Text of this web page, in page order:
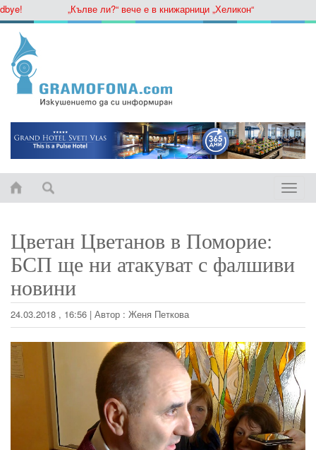
„Кълве ли?“ вече е в книжарници „Хеликон“
Toggle
Цветан Цветанов в Поморие:
БСП ще ни атакуват с фалшиви
новини
24.03.2018 , 16:56 | Автор : Женя Петкова